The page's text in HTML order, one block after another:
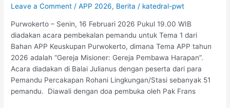
Leave a Comment /APP 2026, Berita / katedral-pwt
Purwokerto – Senin, 16 Februari 2026 Pukul 19.00 WIB
diadakan acara pembekalan pemandu untuk Tema 1 dari
Bahan APP Keuskupan Purwokerto, dimana Tema APP tahun
2026 adalah “Gereja Misioner: Gereja Pembawa Harapan”.
Acara diadakan di Balai Julianus dengan peserta dari para
Pemandu Percakapan Rohani Lingkungan/Stasi sebanyak 51
pemandu. Diawali dengan doa pembuka oleh Pak Frans